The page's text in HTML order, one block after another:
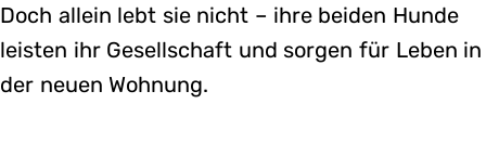
Doch allein lebt sie nicht – ihre beiden Hunde
leisten ihr Gesellschaft und sorgen für Leben in
der neuen Wohnung.